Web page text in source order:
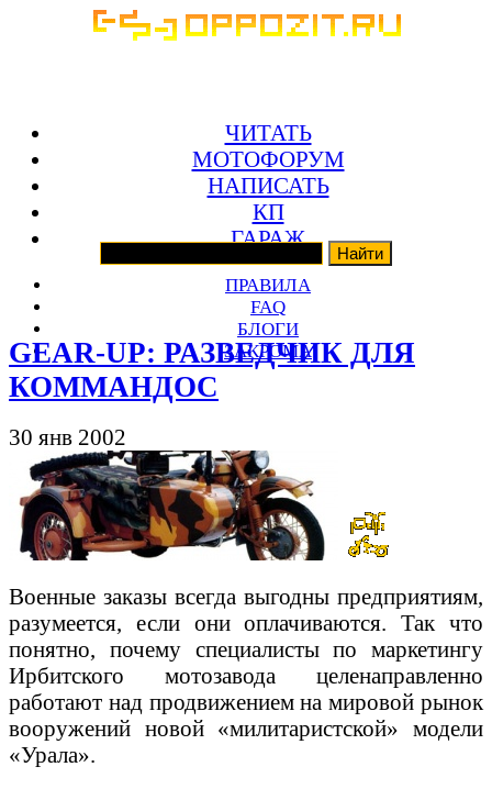
ЧИТАТЬ
МОТОФОРУМ
НАПИСАТЬ
КП
ГАРАЖ
ПРАВИЛА
FAQ
БЛОГИ
ЗАКРОМА
GEAR-UP: РАЗВЕДЧИК ДЛЯ
КОММАНДОС
30 янв 2002
Военные заказы всегда выгодны предприятиям,
разумеется, если они оплачиваются. Так что
понятно, почему специалисты по маркетингу
Ирбитского мотозавода целенаправленно
работают над продвижением на мировой рынок
вооружений новой «милитаристской» модели
«Урала».